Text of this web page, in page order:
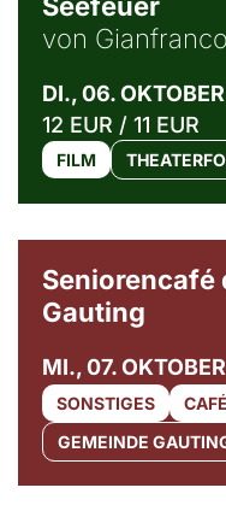
von
DI., 06.
12 EUR / 11 EUR
FILM
Seniorencafé
Gauting
MI., 07.
SONSTIGES
GEMEINDE